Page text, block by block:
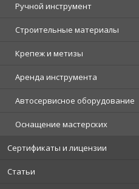
Ручной инструмент
Строительные материалы
Крепеж и метизы
Аренда инструмента
Автосервисное оборудование
Оснащение мастерских
Сертификаты и лицензии
Статьи